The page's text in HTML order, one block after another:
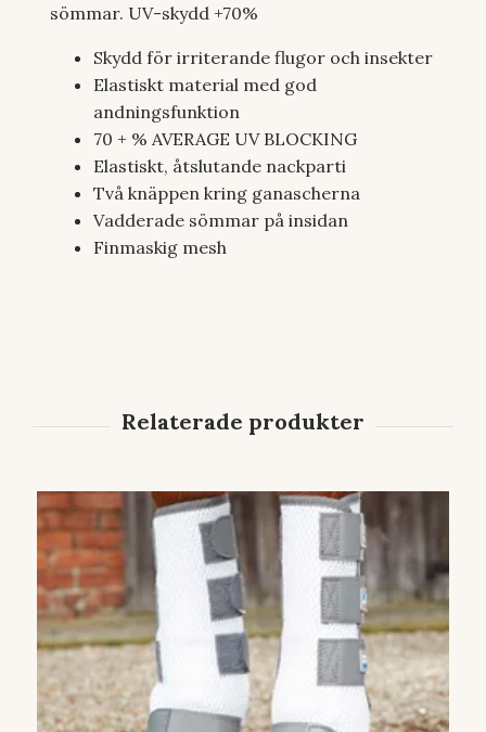
sömmar. UV-skydd +70%
Skydd för irriterande flugor och insekter
Elastiskt material med god
andningsfunktion
70 + % AVERAGE UV BLOCKING
Elastiskt, åtslutande nackparti
Två knäppen kring ganascherna
Vadderade sömmar på insidan
Finmaskig mesh